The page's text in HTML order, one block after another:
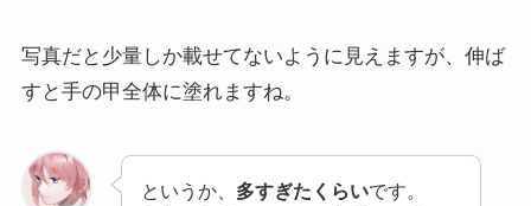
写真だと少量しか載せてないように見えますが、伸ば
すと手の甲全体に塗れますね。
というか、 多すぎたくらいです。